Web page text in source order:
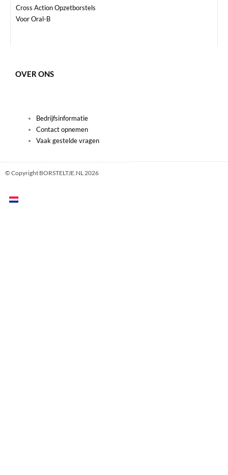
Cross Action Opzetborstels
Voor Oral-B
Deze
optie
de
OVER ONS
Bedrijfsinformatie
Contact opnemen
Vaak gestelde vragen
© Copyright BORSTELTJE.NL 2026